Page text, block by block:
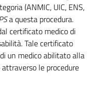
(ANMIC, UIC, ENS,
a questa procedura.
certificato medico di
Tale certificato
un medico abilitato alla
le procedure